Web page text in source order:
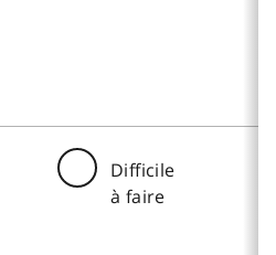
Difficile
à faire